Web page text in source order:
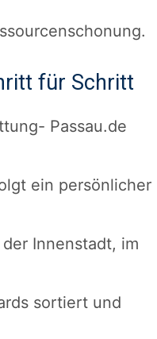
für Schritt
Passau.de
ein persönlicher
Innenstadt, im
sortiert und